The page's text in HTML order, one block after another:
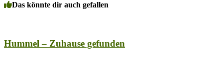
Das könnte dir auch gefallen
Hummel – Zuhause gefunden